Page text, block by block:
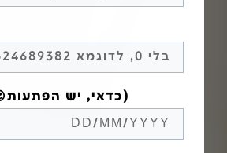
Birthday (😍כדאי, יש הפתעות)